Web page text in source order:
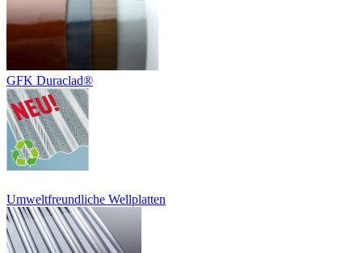
GFK Duraclad®
Umweltfreundliche Wellplatten